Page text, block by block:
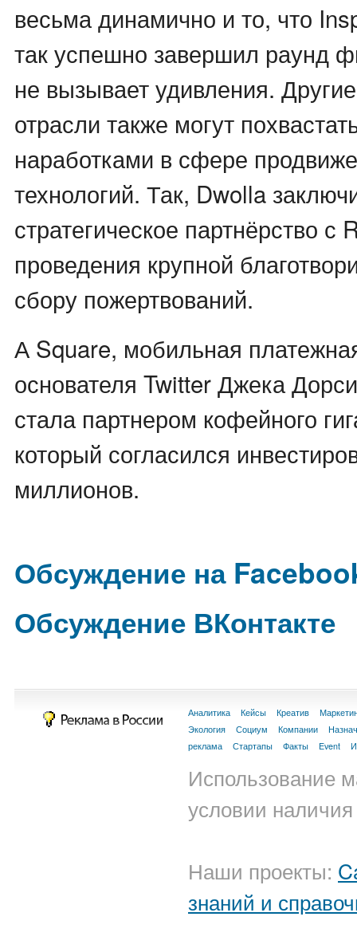
весьма динамично и то, что
так успешно завершил раунд
не вызывает удивления.
отрасли также могут
наработками в сфере
технологий. Так, Dwolla
стратегическое партнёрство с
проведения крупной
сбору пожертвований.
А Square, мобильная
основателя Twitter Джека
стала партнером кофейного
который согласился
миллионов.
Обсуждение на
Обсуждение ВКонтакте
Аналитика Кейсы Креатив
Экология
Социум Компании
реклама
Стартапы Факты Event
Использование
условии
Наши проекты:
знаний и